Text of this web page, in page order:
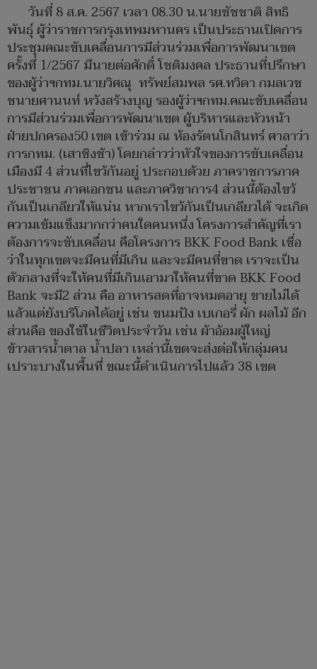
วันที่ 8 ส.ค. 2567 เวลา 08.30 น.นายชัชชาติ สิทธิ
พันธุ์ ผู้ว่าราชการกรุงเทพมหานคร เป็นประธานเปิดการ
ประชุมคณะขับเคลื่อนการมีส่วนร่วมเพื่อการพัฒนาเขต
ครั้งที่ 1/2567 มีนายต่อศักดิ์ โชติมงคล ประธานที่ปรึกษา
ของผู้ว่าฯกทม.นายวิศณุ ทรัพย์สมพล รศ.ทวิดา กมลเวช
ชนายศานนท์ หวังสร้างบุญ รองผู้ว่าฯกทม.คณะขับเคลื่อน
การมีส่วนร่วมเพื่อการพัฒนาเขต ผู้บริหารและหัวหน้า
ฝ่ายปกครอง50 เขต เข้าร่วม ณ ห้องรัตนโกสินทร์ ศาลาว่า
การกทม. (เสาชิงช้า) โดยกล่าวว่าหัวใจของการขับเคลื่อน
เมืองมี 4 ส่วนที่ไขว้กันอยู่ ประกอบด้วย ภาคราชการภาค
ประชาชน ภาคเอกชน และภาควิชาการ4 ส่วนนี้ต้องไขว้
กันเป็นเกลียวให้แน่น หากเราไขว้กันเป็นเกลียวได้ จะเกิด
ความเข้มแข็งมากกว่าคนใดคนหนึ่ง โครงการสำคัญที่เรา
ต้องการจะขับเคลื่อน คือโครงการ BKK Food Bank เชื่อ
ว่าในทุกเขตจะมีคนที่มีเกิน และจะมีคนที่ขาด เราจะเป็น
ตัวกลางที่จะให้คนที่มีเกินเอามาให้คนที่ขาด BKK Food
Bank จะมี2 ส่วน คือ อาหารสดที่อาจหมดอายุ ขายไม่ได้
แล้วแต่ยังบริโภคได้อยู่ เช่น ขนมปัง เบเกอรี่ ผัก ผลไม้ อีก
ส่วนคือ ของใช้ในชีวิตประจำวัน เช่น ผ้าอ้อมผู้ใหญ่
ข้าวสารน้ำตาล น้ำปลา เหล่านี้เขตจะส่งต่อให้กลุ่มคน
เปราะบางในพื้นที่ ขณะนี้ดำเนินการไปแล้ว 38 เขต